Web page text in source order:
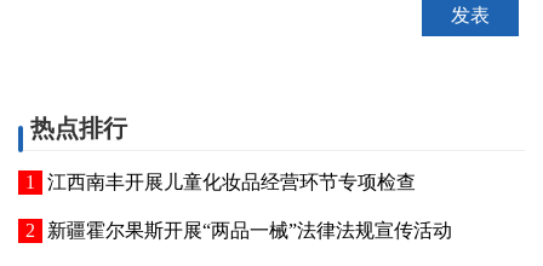
热点排行
江西南丰开展儿童化妆品经营环节专项检查
新疆霍尔果斯开展“两品一械”法律法规宣传活动